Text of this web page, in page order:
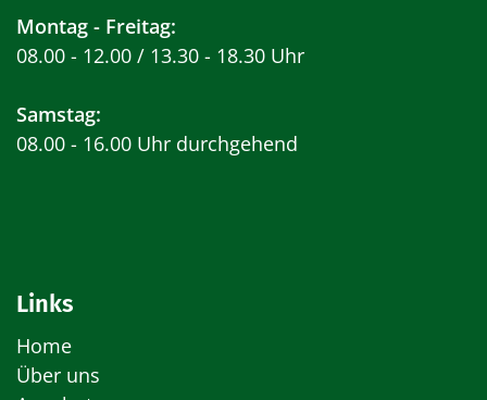
Montag - Freitag:
08.00 - 12.00 / 13.30 - 18.30 Uhr
Samstag:
08.00 - 16.00 Uhr durchgehend
Links
Home
Über uns